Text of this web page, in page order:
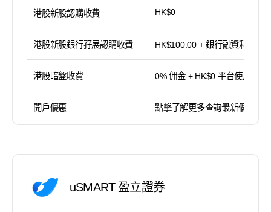
港股新股認購收費 HK$0
港股新股銀行孖展認購收費 HK$100.00 + 銀行融資利息
港股暗盤收費 0% 佣金 + HK$0 平台使用費
開戶優惠 點擊了解更多查詢最新優惠
uSMART 盈立證券